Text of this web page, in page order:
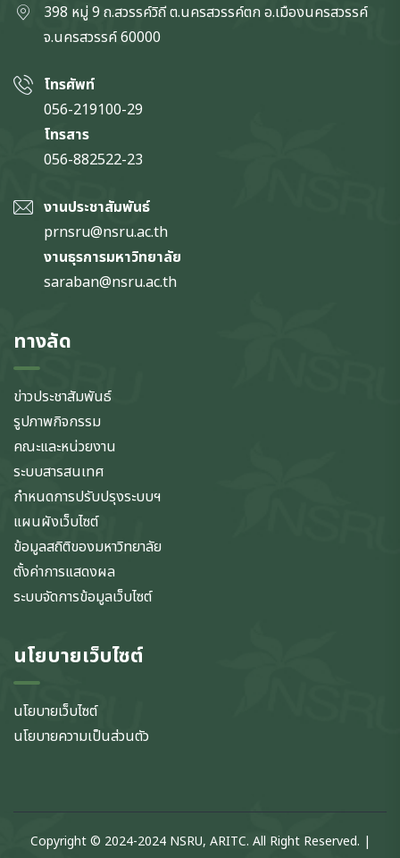
398 หมู่ 9 ถ.สวรรค์วิถี ต.นครสวรรค์ตก อ.เมืองนครสวรรค์
จ.นครสวรรค์60000
โทรศัพท์
056-219100-29
โทรสาร
056-882522-23
งานประชาสัมพันธ์
prnsru@nsru.ac.th
งานธุรการมหาวิทยาลัย
saraban@nsru.ac.th
ทางลัด
ข่าวประชาสัมพันธ์
รูปภาพกิจกรรม
คณะและหน่วยงาน
ระบบสารสนเทศ
กำหนดการปรับปรุงระบบฯ
แผนผังเว็บไซต์
ข้อมูลสถิติของมหาวิทยาลัย
ตั้งค่าการแสดงผล
ระบบจัดการข้อมูลเว็บไซต์
นโยบายเว็บไซต์
นโยบายเว็บไซต์
นโยบายความเป็นส่วนตัว
Copyright © 2024-2024 NSRU, ARITC. All Right Reserved. |